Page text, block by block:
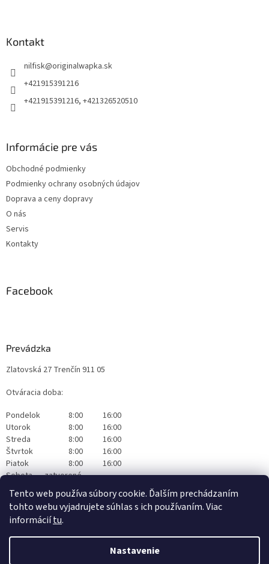
Tento web používa súbory cookie. Ďalším prechádzaním
tohto webu vyjadrujete súhlas s ich používaním. Viac
informáciítu.
Nastavenie
Kontakt
nilfisk@originalwapka.sk
+421915391216
+421915391216, +421326520510
Informácie pre vás
Obchodné podmienky
Podmienky ochrany osobných údajov
Doprava a ceny dopravy
O nás
Servis
Kontakty
Facebook
Prevádzka
Zlatovská 27 Trenčín 911 05
Otváracia doba:
Pondelok
8:00
16:00
Utorok
8:00
16:00
Streda
8:00
16:00
Štvrtok
8:00
16:00
Piatok
8:00
16:00
Sobota
zatvorené
Nedeľa
zatvorené
Vytvoril Shoptet|Realizoval Appgrade